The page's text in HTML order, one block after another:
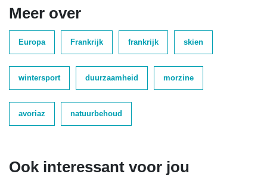
Meer over
Europa Frankrijk frankrijk skien
wintersport duurzaamheid morzine
avoriaz natuurbehoud
Ook interessant voor jou